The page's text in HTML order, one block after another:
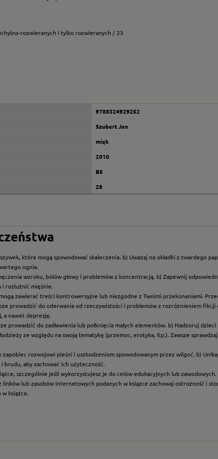
rozwieranych i tylko rozwieranych / 23
9788324929252
Szubert Jan
mięk
2010
B5
28
które mogą spowodować skaleczenia. b) Uważaj na okładki z twardego
ognia.
wzroku, bólów głowy i problemów z koncentracją. b) Zapewnij
i rozluźnić mięśnie.
zawierać treści kontrowersyjne lub niezgodne z Twoimi przekonaniami.
prowadzić do oderwania od rzeczywistości i problemów z rozróżnieniem fikcji
a nawet depresję.
prowadzić do zadławienia lub połknięcia małych elementów. b) Nadzoruj
ze względu na swoją tematykę (przemoc, erotyka, itp.). Zawsze
rozwojowi pleśni i uszkodzeniom spowodowanym przez wilgoć. b)
aby zachować ich użyteczność.
szczególnie jeśli wykorzystujesz je do celów edukacyjnych lub
lub zasobów internetowych podanych w książce zachowaj ostrożność i
książce.